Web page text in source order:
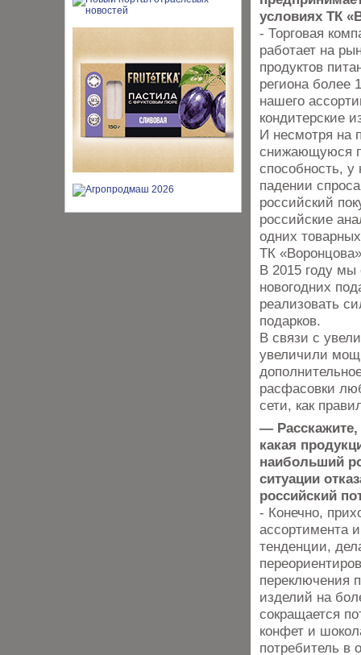
условиях ТК
- Торговая
работает на
продуктов
региона более
нашего
кондитерские
И несмотря на
снижающуюся
способность, у
падении
российский
российские
одних
ТК
В 2015 году мы
новогодних
реализовать
подарков.
В связи с
увеличили
расфасовки
сети, как
— Расскажите,
какая
наибольший
ситуации
российский
- Конечно,
ассортимента
тенденции,
переключения
изделий на
сокращается
конфет и
потребитель в